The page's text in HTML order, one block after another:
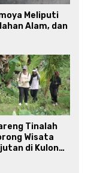
Meliputi
Alam, dan
Tinalah
Wisata
di Kulon